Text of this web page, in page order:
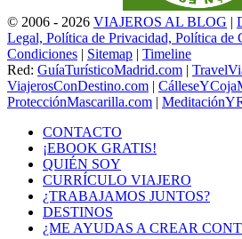
© 2006 - 2026 VIAJEROS AL BLOG |
Legal, Política de Privacidad, Política de
Condiciones | Sitemap | Timeline
Red: GuíaTurísticoMadrid.com |
ViajerosConDestino.com |
ProtecciónMascarilla.com |
CONTACTO
¡EBOOK GRATIS!
QUIÉN SOY
CURRÍCULO VIAJERO
¿TRABAJAMOS JUNTOS?
DESTINOS
¿ME AYUDAS A CREAR